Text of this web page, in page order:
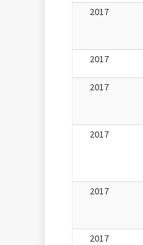
2017
2017
2017
2017
2017
2017